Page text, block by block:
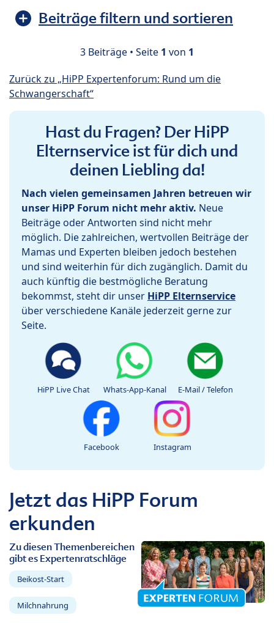
Beiträge filtern und sortieren
3 Beiträge • Seite 1 von 1
Zurück zu „HiPP Expertenforum: Rund um die
Schwangerschaft“
Hast du Fragen? Der HiPP
Elternservice ist für dich und
deinen Liebling da!
Nach vielen gemeinsamen Jahren betreuen wir
unser HiPP Forum nicht mehr aktiv. Neue
Beiträge oder Antworten sind nicht mehr
möglich. Die zahlreichen, wertvollen Beiträge der
Mamas und Experten bleiben jedoch bestehen
und sind weiterhin für dich zugänglich. Damit du
auch künftig die bestmögliche Beratung
bekommst, steht dir unser HiPP Elternservice
über verschiedene Kanäle jederzeit gerne zur
Seite.
HiPP Live Chat Whats-App-Kanal E-Mail / Telefon
Facebook Instagram
Jetzt das HiPP Forum
erkunden
Zu diesen Themenbereichen
gibt es Expertenratschläge
Beikost-Start
Milchnahrung